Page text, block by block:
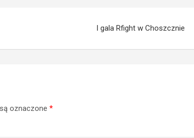
I gala Rfight w Choszcznie
oznaczone *